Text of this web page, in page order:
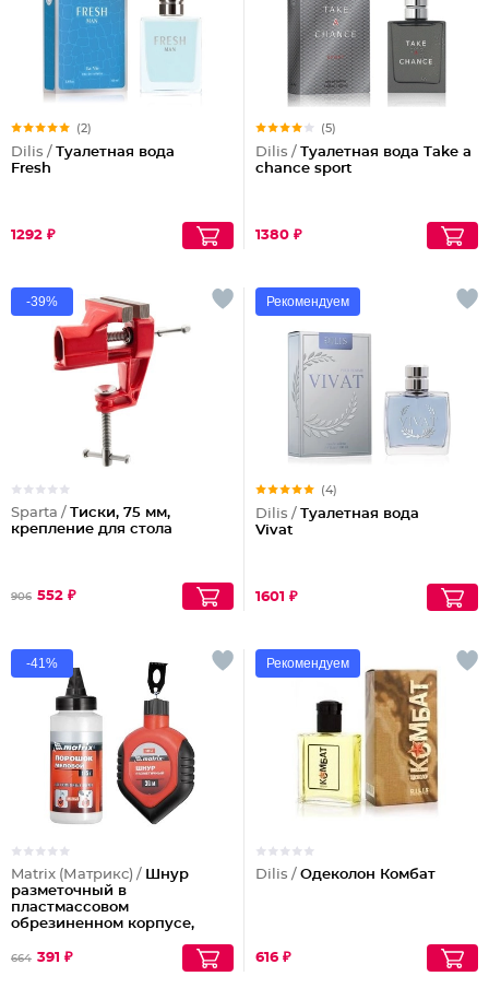
(2)
Dilis / Туалетная вода
Fresh
1292 ₽
(5)
Dilis / Туалетная вода Take a
chance sport
1380 ₽
-39%
Sparta / Тиски, 75 мм,
крепление для стола
906 552 ₽
Рекомендуем
(4)
Dilis / Туалетная вода
Vivat
1601 ₽
-41%
Matrix (Матрикс) / Шнур
разметочный в
пластмассовом
обрезиненном корпусе,
664 391 ₽
Рекомендуем
Dilis / Одеколон Комбат
616 ₽